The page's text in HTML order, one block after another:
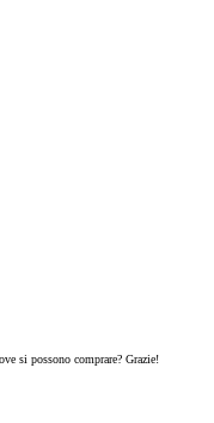
si possono comprare? Grazie!